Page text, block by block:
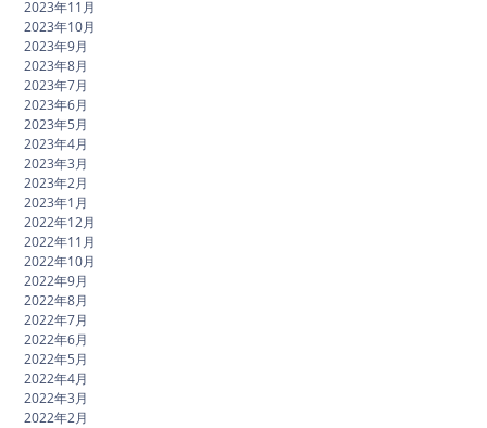
2023年11月
2023年10月
2023年9月
2023年8月
2023年7月
2023年6月
2023年5月
2023年4月
2023年3月
2023年2月
2023年1月
2022年12月
2022年11月
2022年10月
2022年9月
2022年8月
2022年7月
2022年6月
2022年5月
2022年4月
2022年3月
2022年2月